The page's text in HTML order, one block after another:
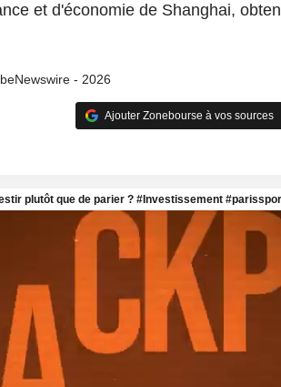
et d'économie de Shanghai,
- 2026
Ajouter Zonebourse à vos sources